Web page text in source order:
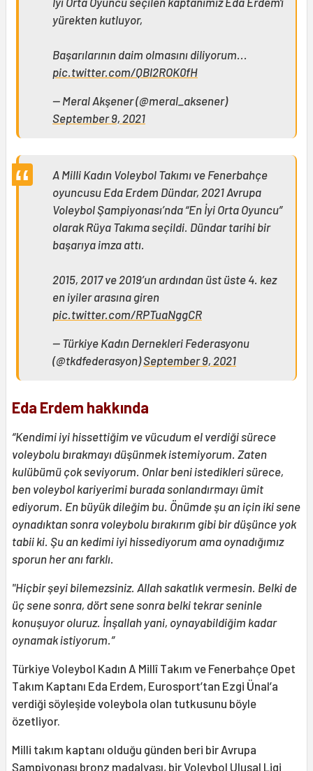
yürekten kutluyor,
Başarılarının daim olmasını diliyorum...
pic.twitter.com/QBl2ROK0fH
— Meral Akşener (@meral_aksener)
September 9, 2021
A Milli Kadın Voleybol Takımı ve Fenerbahçe
oyuncusu Eda Erdem Dündar, 2021 Avrupa
Voleybol Şampiyonası’nda “En İyi Orta Oyuncu”
olarak Rüya Takıma seçildi. Dündar tarihi bir
başarıya imza attı.
2015, 2017 ve 2019’un ardından üst üste 4. kez
en iyiler arasına giren
pic.twitter.com/RPTuaNggCR
— Türkiye Kadın Dernekleri Federasyonu
(@tkdfederasyon)September 9, 2021
Eda Erdem hakkında
“Kendimi iyi hissettiğim ve vücudum el verdiği sürece
voleybolu bırakmayı düşünmek istemiyorum. Zaten
kulübümü çok seviyorum. Onlar beni istedikleri sürece,
ben voleybol kariyerimi burada sonlandırmayı ümit
ediyorum. En büyük dileğim bu. Önümde şu an için iki sene
oynadıktan sonra voleybolu bırakırım gibi bir düşünce yok
tabii ki. Şu an kedimi iyi hissediyorum ama oynadığımız
sporun her anı farklı.
"Hiçbir şeyi bilemezsiniz. Allah sakatlık vermesin. Belki de
üç sene sonra, dört sene sonra belki tekrar seninle
konuşuyor oluruz. İnşallah yani, oynayabildiğim kadar
oynamak istiyorum.”
Türkiye Voleybol Kadın A Millî Takım ve Fenerbahçe Opet
Takım Kaptanı Eda Erdem, Eurosport’tan Ezgi Ünal’a
verdiği söyleşide voleybola olan tutkusunu böyle
özetliyor.
Milli takım kaptanı olduğu günden beri bir Avrupa
Şampiyonası bronz madalyası, bir Voleybol Ulusal Ligi